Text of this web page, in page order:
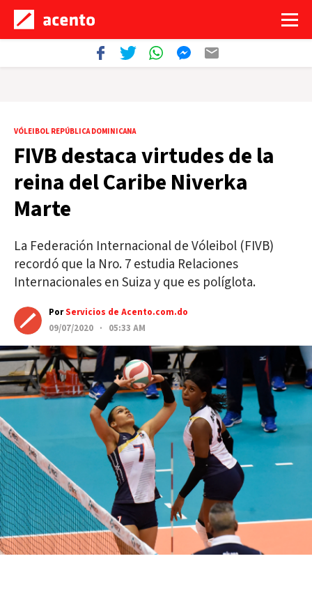
VÓLEIBOL REPÚBLICA DOMINICANA
FIVB destaca virtudes de la
reina del Caribe Niverka
Marte
La Federación Internacional de Vóleibol (FIVB)
recordó que la Nro. 7 estudia Relaciones
Internacionales en Suiza y que es políglota.
PorServicios de Acento.com.do
09/07/2020 · 05:33 AM